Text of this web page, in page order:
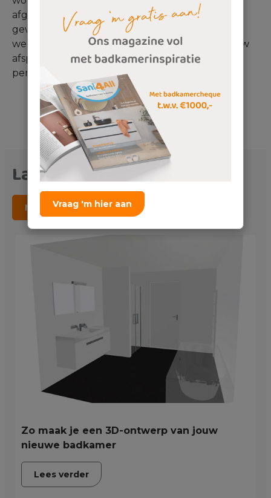
Vraag 'm hier aan
afgestemd op jouw badkamerruimte en
gewoontes. Wil jij dus antwoord op de vraag:
welke douchecabine is het beste? Plan dan jouw
afspraak in via onderstaande knop en laat je
persoonlijk adviseren.
Gratis adviesafspraak
Laatste tips & trends
Meer tips & trends
Zo maak je een 3D-ontwerp van jouw
nieuwe badkamer
Lees verder